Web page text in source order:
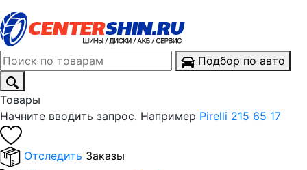
Подбор по авто
Товары
Начните вводить запрос. Например Pirelli 215 65 17
Отследить Заказы